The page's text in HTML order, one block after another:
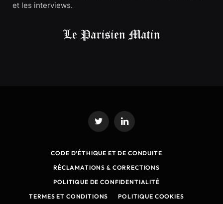
et les interviews.
Twitter LinkedIn
CODE D’ÉTHIQUE ET DE CONDUITE
RÉCLAMATIONS & CORRECTIONS
POLITIQUE DE CONFIDENTIALITÉ
TERMES ET CONDITIONS
POLITIQUE COOKIES